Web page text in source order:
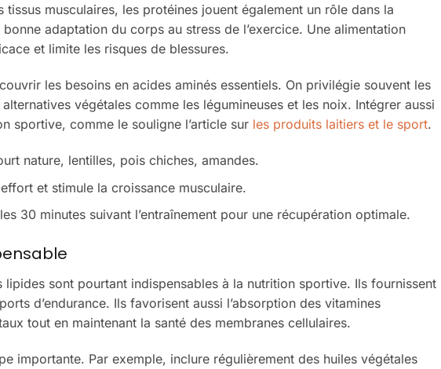
musculaires, les protéines jouent également un rôle dans la
adaptation du corps au stress de l’exercice. Une alimentation
et limite les risques de blessures.
les besoins en acides aminés essentiels. On privilégie souvent les
végétales comme les légumineuses et les noix. Intégrer aussi
sportive, comme le souligne l’article sur les produits laitiers et le sport.
nature, lentilles, pois chiches, amandes.
et stimule la croissance musculaire.
30 minutes suivant l’entraînement pour une récupération optimale.
sont pourtant indispensables à la nutrition sportive. Ils fournissent
d’endurance. Ils favorisent aussi l’absorption des vitamines
tout en maintenant la santé des membranes cellulaires.
importante. Par exemple, inclure régulièrement des huiles végétales